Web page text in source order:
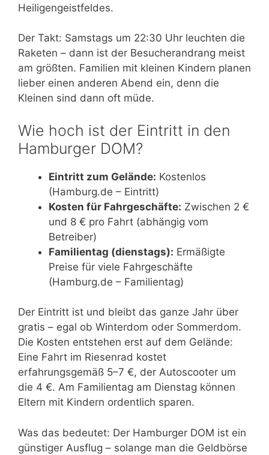
Heiligengeistfeldes.
Der Takt: Samstags um 22:30 Uhr leuchten die
Raketen – dann ist der Besucherandrang meist
am größten. Familien mit kleinen Kindern planen
lieber einen anderen Abend ein, denn die
Kleinen sind dann oft müde.
Wie hoch ist der Eintritt in den
Hamburger DOM?
Eintritt zum Gelände: Kostenlos
(Hamburg.de – Eintritt)
Kosten für Fahrgeschäfte: Zwischen 2 €
und 8 € pro Fahrt (abhängig vom
Betreiber)
Familientag (dienstags): Ermäßigte
Preise für viele Fahrgeschäfte
(Hamburg.de – Familientag)
Der Eintritt ist und bleibt das ganze Jahr über
gratis – egal ob Winterdom oder Sommerdom.
Die Kosten entstehen erst auf dem Gelände:
Eine Fahrt im Riesenrad kostet
erfahrungsgemäß 5–7 €, der Autoscooter um
die 4 €. Am Familientag am Dienstag können
Eltern mit Kindern ordentlich sparen.
Was das bedeutet: Der Hamburger DOM ist ein
günstiger Ausflug – solange man die Geldbörse